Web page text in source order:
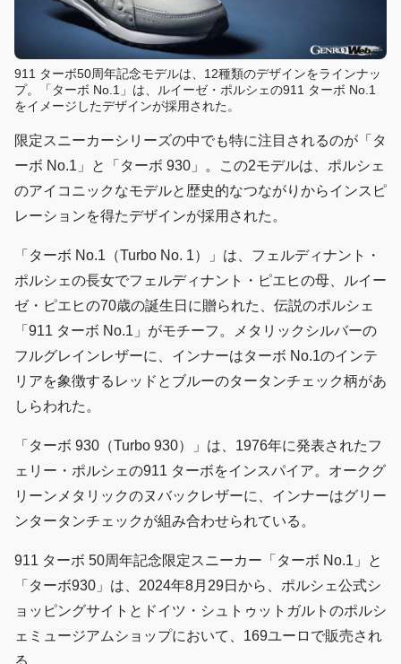
911 ターボ50周年記念モデルは、12種類のデザインをラインナッ
プ。「ターボ No.1」は、ルイーゼ・ポルシェの911 ターボ No.1
をイメージしたデザインが採用された。
限定スニーカーシリーズの中でも特に注目されるのが「タ
ーボ No.1」と「ターボ 930」。この2モデルは、ポルシェ
のアイコニックなモデルと歴史的なつながりからインスピ
レーションを得たデザインが採用された。
「ターボ No.1（Turbo No. 1）」は、フェルディナント・
ポルシェの長女でフェルディナント・ピエヒの母、ルイー
ゼ・ピエヒの70歳の誕生日に贈られた、伝説のポルシェ
「911 ターボ No.1」がモチーフ。メタリックシルバーの
フルグレインレザーに、インナーはターボ No.1のインテ
リアを象徴するレッドとブルーのタータンチェック柄があ
しらわれた。
「ターボ 930（Turbo 930）」は、1976年に発表されたフ
ェリー・ポルシェの911 ターボをインスパイア。オークグ
リーンメタリックのヌバックレザーに、インナーはグリー
ンタータンチェックが組み合わせられている。
911 ターボ 50周年記念限定スニーカー「ターボ No.1」と
「ターボ930」は、2024年8月29日から、ポルシェ公式シ
ョッピングサイトとドイツ・シュトゥットガルトのポルシ
ェミュージアムショップにおいて、169ユーロで販売され
る。